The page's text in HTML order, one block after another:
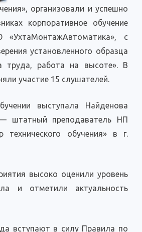
организовали и успешно
корпоративное обучение
«УхтаМонтажАвтоматика», с
установленного образца
труда, работа на высоте». В
участие 15 слушателей.
выступала Найденова
штатный преподаватель НП
технического обучения» в г.
высоко оценили уровень
и отметили актуальность
вступают в силу Правила по